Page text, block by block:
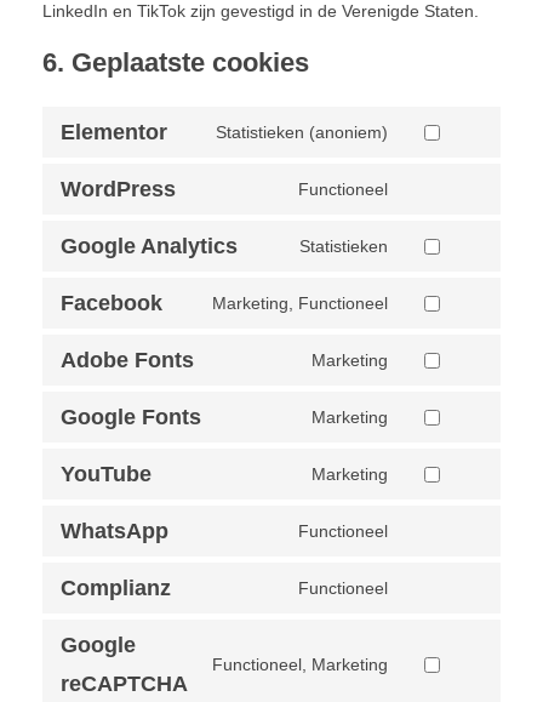
LinkedIn en TikTok zijn gevestigd in de Verenigde Staten.
6. Geplaatste cookies
Elementor Statistieken (anoniem)
WordPress Functioneel
Google Analytics Statistieken
Facebook Marketing, Functioneel
Adobe Fonts Marketing
Google Fonts Marketing
YouTube Marketing
WhatsApp Functioneel
Complianz Functioneel
Google
reCAPTCHA
Functioneel, Marketing